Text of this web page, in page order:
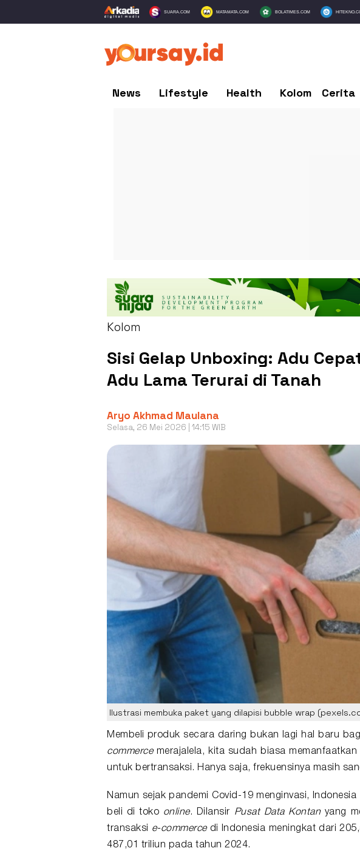
SUARA.COM MATAMATA.COM BOLATIMES.COM
News Lifestyle Health Kolom Cerita
Kolom
Sisi Gelap Unboxing: Adu
Adu Lama Terurai di Tanah
Aryo Akhmad Maulana
Selasa, 26 Mei 2026 | 14:15 WIB
Ilustrasi membuka paket yang dilapisi bubble wrap
Membeli produk secara daring bukan lagi hal baru
commercemerajalela, kita sudah biasa memanfaatkan
untuk bertransaksi. Hanya saja, frekuensinya masih
Namun sejak pandemi Covid-19 menginvasi,
beli di toko online. Dilansir Pusat Data Kontanyang
transaksi e-commercedi Indonesia meningkat dari
487,01 triliun pada tahun 2024.